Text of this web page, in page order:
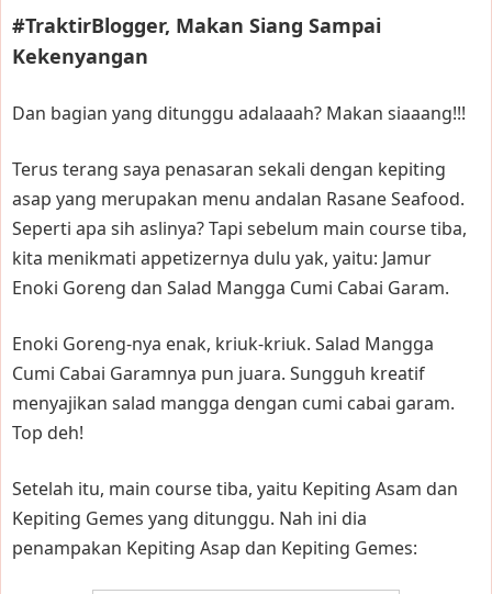
#TraktirBlogger, Makan Siang Sampai
Kekenyangan
Dan bagian yang ditunggu adalaaah? Makan siaaang!!!
Terus terang saya penasaran sekali dengan kepiting
asap yang merupakan menu andalan Rasane Seafood.
Seperti apa sih aslinya? Tapi sebelum main course tiba,
kita menikmati appetizernya dulu yak, yaitu: Jamur
Enoki Goreng dan Salad Mangga Cumi Cabai Garam.
Enoki Goreng-nya enak, kriuk-kriuk. Salad Mangga
Cumi Cabai Garamnya pun juara. Sungguh kreatif
menyajikan salad mangga dengan cumi cabai garam.
Top deh!
Setelah itu, main course tiba, yaitu Kepiting Asam dan
Kepiting Gemes yang ditunggu. Nah ini dia
penampakan Kepiting Asap dan Kepiting Gemes: